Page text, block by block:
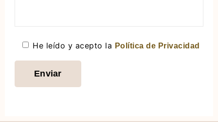
He leído y acepto la Política de Privacidad